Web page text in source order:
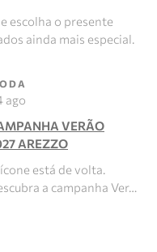
escolha o presente
ainda mais especial.
ago
VERÃO
AREZZO
está de volta.
a campanha Ver…